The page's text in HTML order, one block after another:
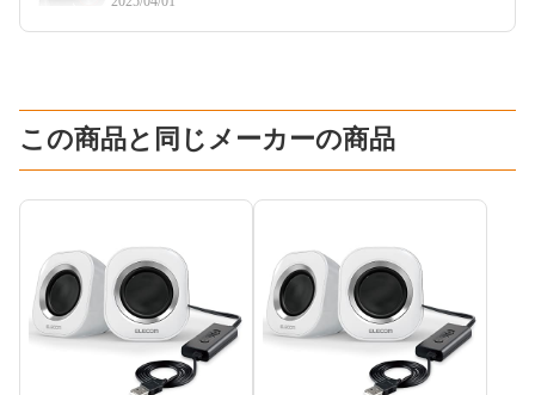
この商品と同じメーカーの商品